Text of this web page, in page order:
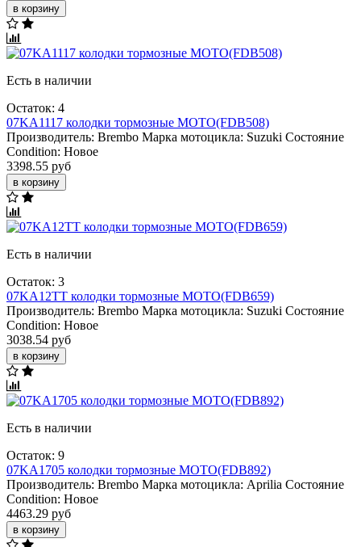
в корзину
Есть в наличии
Остаток: 4
07KA1117 колодки тормозные МОТО(FDB508)
Производитель: Brembo Марка мотоцикла: Suzuki Состояние
Condition: Новое
3398.55 руб
в корзину
Есть в наличии
Остаток: 3
07KA12TT колодки тормозные МОТО(FDB659)
Производитель: Brembo Марка мотоцикла: Suzuki Состояние
Condition: Новое
3038.54 руб
в корзину
Есть в наличии
Остаток: 9
07KA1705 колодки тормозные МОТО(FDB892)
Производитель: Brembo Марка мотоцикла: Aprilia Состояние
Condition: Новое
4463.29 руб
в корзину